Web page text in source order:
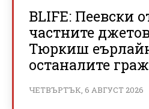
BLIFE: Пеевски
частните
Тюркиш
останалите
ЧЕТВЪРТЪК, 6 АВГУСТ 2026